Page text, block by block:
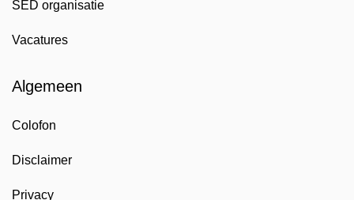
SED organisatie
Vacatures
Algemeen
Colofon
Disclaimer
Privacy